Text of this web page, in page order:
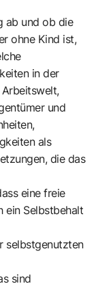
ab und ob die
ohne Kind ist,
in der
Arbeitswelt,
und
als
die das
eine freie
ein Selbstbehalt
selbstgenutzten
sind